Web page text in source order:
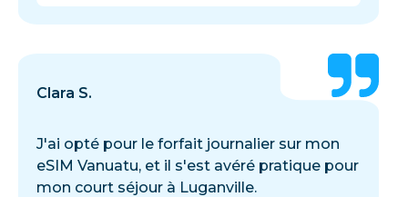
Clara S.
J'ai opté pour le forfait journalier sur mon
eSIM Vanuatu, et il s'est avéré pratique pour
mon court séjour à Luganville.